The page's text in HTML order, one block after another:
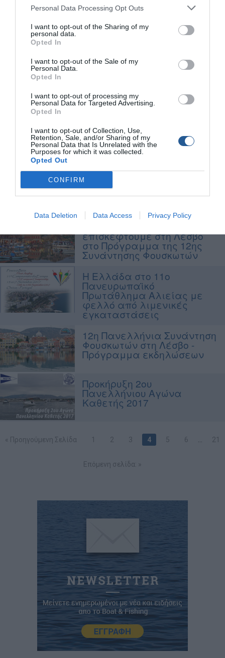
Personal Data Processing Opt Outs
I want to opt-out of the Sharing of my
personal data.
Opted In
I want to opt-out of the Sale of my
Personal Data.
Opted In
I want to opt-out of processing my
Personal Data for Targeted Advertising.
Opted In
I want to opt-out of Collection, Use,
Retention, Sale, and/or Sharing of my
Personal Data that Is Unrelated with the
Purposes for which it was collected.
Opted Out
CONFIRM
Data Deletion Data Access Privacy Policy
ΝΕΟΣ ΚΑΝΟΝΙΣΜΟΣ
ΑΓΩΝΩΝ ΑΛΙΕΙΑΣ ΑΠΟ ΤΗΝ
ΓΥΝΑΙΚΩΝ)
ΑΚΑΘΕΚΤΟΥ»
Η ΥΑΜΑΗΑ χορηγός στο
Παγκόσμιο Πρωτάθλημα
Ιστιοπλοΐας 470
500 φωτογραφίες από την
12η Πανελλήνια Συνάντηση
Φουσκωτών στη Λέσβο
επισκεφτούμε στη Λέσβο
στο Πρόγραμμα της 12ης
Συνάντησης Φουσκωτών
Η Ελλάδα στο 11ο
Πανευρωπαϊκό
Πρωτάθλημα Αλιείας με
φελλό από λιμενικές
εγκαταστάσεις
12η Πανελλήνια Συνάντηση
Φουσκωτών στη Λέσβο -
Πρόγραμμα εκδηλώσεων
Προκήρυξη 2ου
Πανελλήνιου Αγώνα
Καθετής 2017
« Προηγούμενη Σελίδα 1 2 3 4 5 6 … 21
Επόμενη σελίδα: »